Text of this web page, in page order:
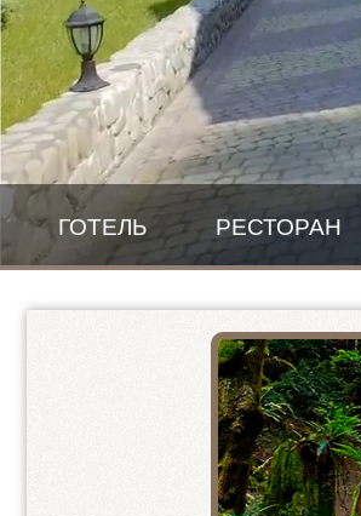
ГОТЕЛЬ
Правила проживання
ПЕНТХАУС - люкс 1+1+1
2-ох місний покращений
РЕСТОРАН
Зала для сніданків
Меню